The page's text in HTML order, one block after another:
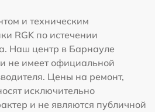
и техническим
RGK по истечении
Наш центр в Барнауле
не имеет официальной
Цены на ремонт,
исключительно
и не являются публичной